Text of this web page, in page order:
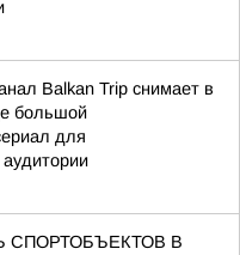
Balkan Trip снимает в
большой
для
В